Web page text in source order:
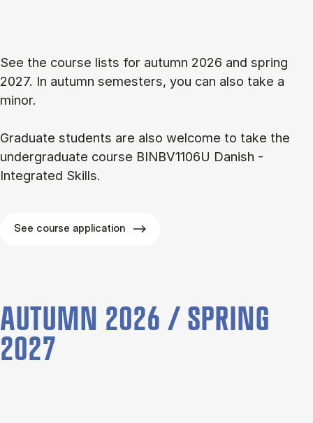
See the course lists for autumn 2026 and spring
2027. In autumn semesters, you can also take a
minor.
Graduate students are also welcome to take the
undergraduate course BINBV1106U Danish -
Integrated Skills.
See course application
AUTUMN 2026 / SPRING
2027